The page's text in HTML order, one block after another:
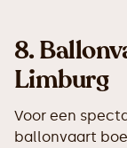
8.
Limburg
Voor een
ballonvaart